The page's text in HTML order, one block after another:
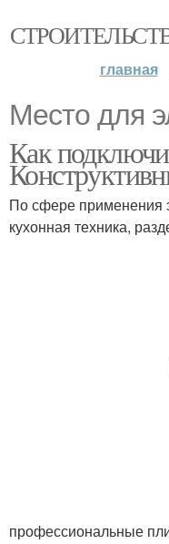
главная
Место для
Как
По сфере применения
кухонная техника,
профессиональные